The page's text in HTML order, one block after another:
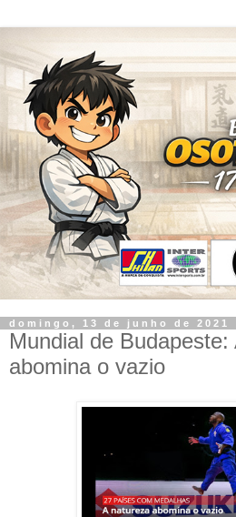
domingo, 13 de junho de 2021
Mundial de Budapeste:
abomina o vazio